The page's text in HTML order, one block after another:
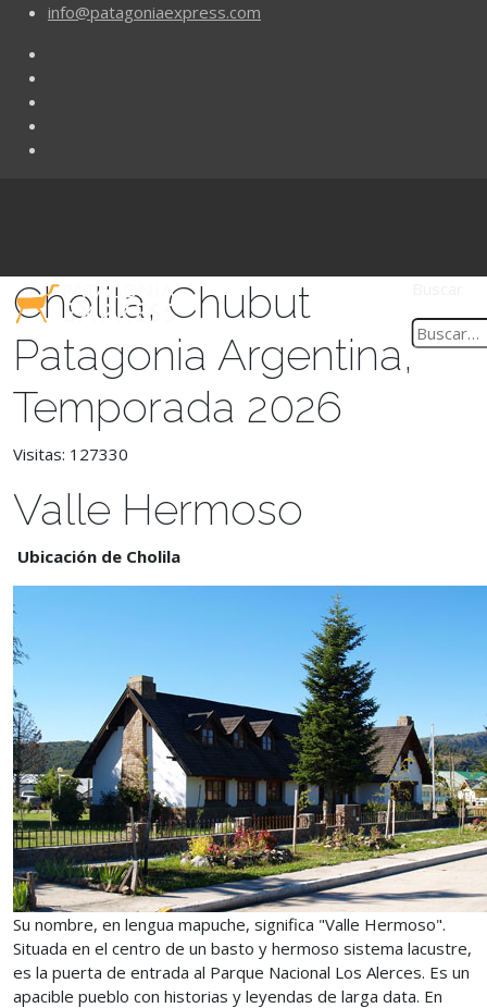
info@patagoniaexpress.com
Cholila, Chubut
Patagonia Argentina,
Temporada 2026
Visitas: 127330
Valle Hermoso
Ubicación de Cholila
Su nombre, en lengua mapuche, significa "Valle Hermoso".
Situada en el centro de un basto y hermoso sistema lacustre,
es la puerta de entrada al Parque Nacional Los Alerces. Es un
apacible pueblo con historias y leyendas de larga data. En